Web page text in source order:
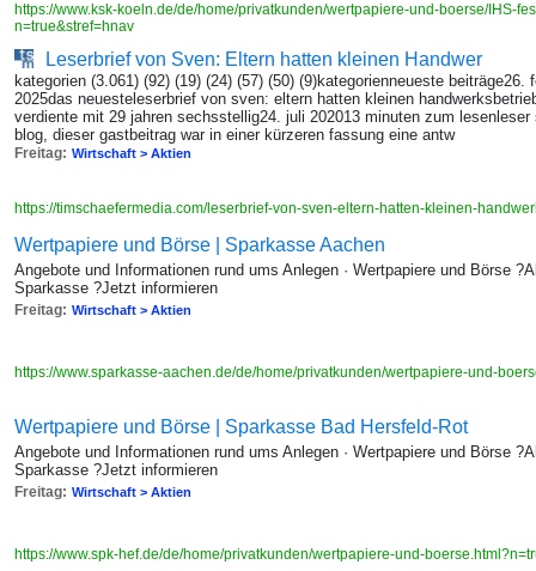
https://www.ksk-koeln.de/de/home/privatkunden/wertpapiere-und-boerse/IHS-
n=true&stref=hnav
Leserbrief von Sven: Eltern hatten kleinen Handwer
kategorien (3.061) (92) (19) (24) (57) (50) (9)kategorienneueste beiträge26.
2025das neuesteleserbrief von sven: eltern hatten kleinen
verdiente mit 29 jahren sechsstellig24. juli 202013 minuten zum
blog, dieser gastbeitrag war in einer kürzeren fassung eine antw
Freitag: Wirtschaft > Aktien
https://timschaefermedia.com/leserbrief-von-sven-eltern-hatten-kleinen-
Wertpapiere und Börse | Sparkasse Aachen
Angebote und Informationen rund ums Anlegen · Wertpapiere und Börse
Sparkasse ?Jetzt informieren
Freitag: Wirtschaft > Aktien
https://www.sparkasse-aachen.de/de/home/privatkunden/wertpapiere-und-
Wertpapiere und Börse | Sparkasse Bad Hersfeld-Rot
Angebote und Informationen rund ums Anlegen · Wertpapiere und Börse
Sparkasse ?Jetzt informieren
Freitag: Wirtschaft > Aktien
https://www.spk-hef.de/de/home/privatkunden/wertpapiere-und-